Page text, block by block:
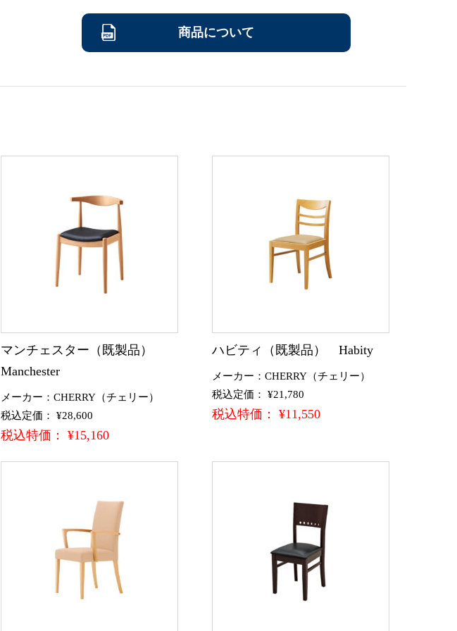
商品について
マンチェスター（既製品）
Manchester
メーカー：CHERRY（チェリー）
税込定価： ¥28,600
税込特価： ¥15,160
ハビティ（既製品） Habity
メーカー：CHERRY（チェリー）
税込定価： ¥21,780
税込特価： ¥11,550